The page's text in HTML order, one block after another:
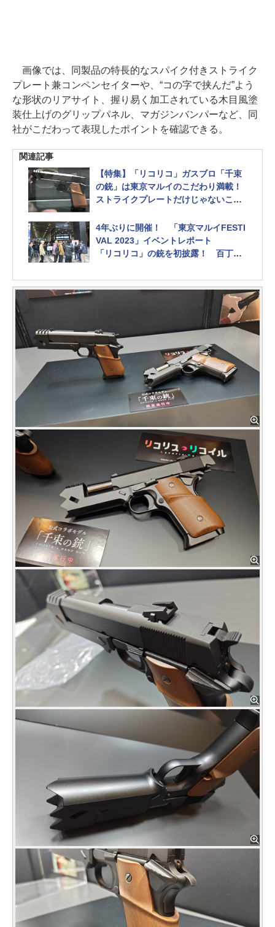
画像では、同製品の特長的なスパイク付きストライク
プレート兼コンペンセイターや、“コの字で挟んだ”よう
な形状のリアサイト、握り易く加工されている木目風塗
装仕上げのグリップパネル、マガジンバンパーなど、同
社がこだわって表現したポイントを確認できる。
関連記事
【特集】「リコリコ」ガスブロ「千束
の銃」は東京マルイのこだわり満載！
ストライクプレートだけじゃないこだ
4年ぶりに開催！ 「東京マルイFESTI
VAL 2023」イベントレポート
「リコリコ」の銃を初披露！ 百丁以